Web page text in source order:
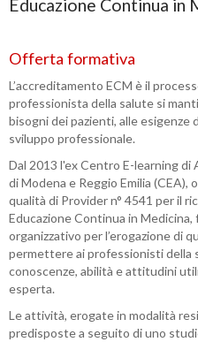
Educazione Continua in
Offerta formativa
L’accreditamento ECM è il
professionista della salute si
bisogni dei pazienti, alle esigenze
sviluppo professionale.
Dal 2013 l'ex Centro E-learning
di Modena e Reggio Emilia
qualità di Provider n° 4541 per il
Educazione Continua in
organizzativo per l’erogazione di
permettere ai professionisti della
conoscenze, abilità e attitudini
esperta.
Le attività, erogate in modalità
predisposte a seguito di uno